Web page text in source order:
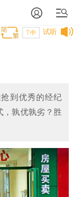
试听
T中
到优秀的经纪
，孰优孰劣？胜